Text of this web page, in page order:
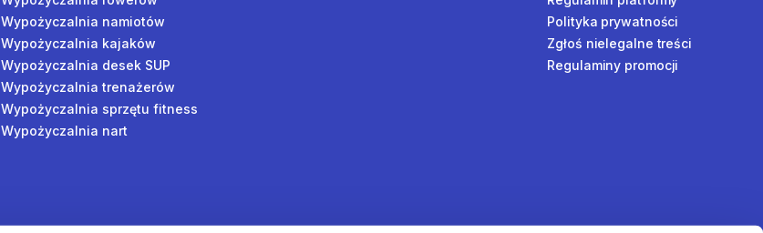
Wypożyczalnia namiotów
Wypożyczalnia kajaków
Wypożyczalnia desek SUP
Wypożyczalnia trenażerów
Wypożyczalnia sprzętu fitness
Wypożyczalnia nart
Polityka prywatności
Zgłoś nielegalne treści
Regulaminy promocji